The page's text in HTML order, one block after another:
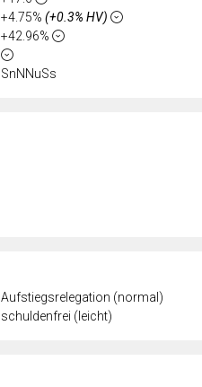
Aufstiegsrelegation (normal)
schuldenfrei (leicht)
+4.75% (+0.3% HV)
+42.96%
SnNNuSs